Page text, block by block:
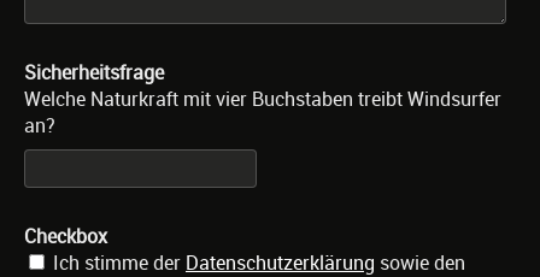
Sicherheitsfrage
Welche Naturkraft mit vier Buchstaben treibt Windsurfer
an?
Checkbox
Ich stimme der Datenschutzerklärung sowie den